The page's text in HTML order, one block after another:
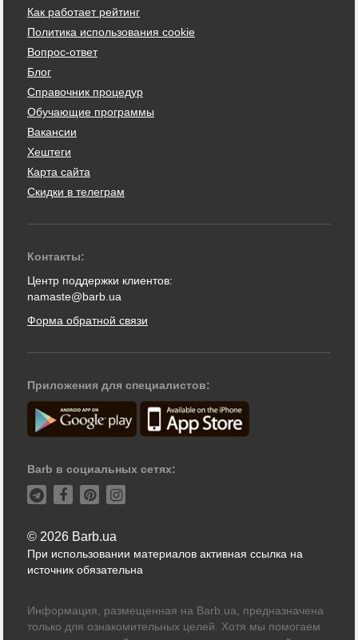
Как работает рейтинг
Политика использования cookie
Вопрос-ответ
Блог
Справочник процедур
Обучающие программы
Вакансии
Хештеги
Карта сайта
Скидки в телеграм
Контакты:
Центр поддержки клиентов:
namaste@barb.ua
Форма обратной связи
Приложения для специалистов:
Barb в социальных сетях:
© 2026 Barb.ua
При использовании материалов активная ссылка на
источник обязательна
Информация, размещенная на Barb.ua, предназначена
только для ознакомительных целей. Хотя мы помогаем